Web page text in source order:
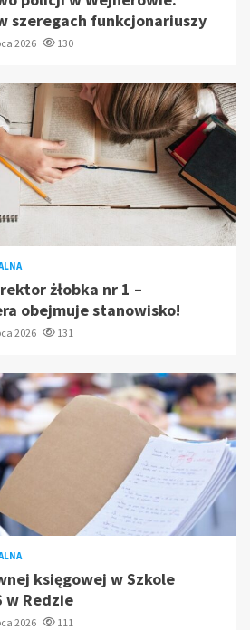
szeregach funkcjonariuszy
2026 130
żłobka nr 1 –
obejmuje stanowisko!
2026 131
księgowej w Szkole
w Redzie
2026 111